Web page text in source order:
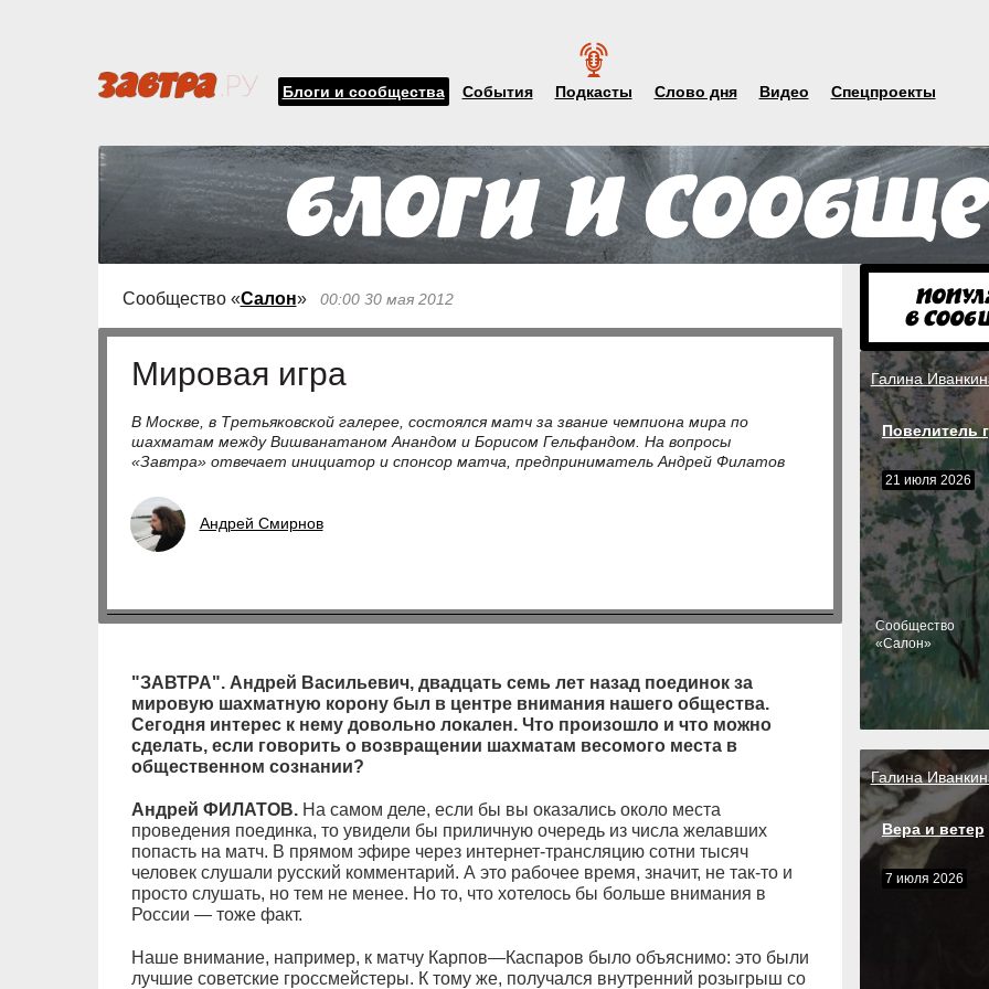
Блоги и сообщества События Подкасты Слово дня Видео Спецпроекты
Сообщество «Салон» 00:00 30 мая 2012
Мировая игра
В Москве, в Третьяковской галерее, состоялся матч за звание чемпиона мира по
шахматам между Вишванатаном Анандом и Борисом Гельфандом. На вопросы
«Завтра» отвечает инициатор и спонсор матча, предприниматель Андрей Филатов
Андрей Смирнов
"ЗАВТРА". Андрей Васильевич, двадцать семь лет назад поединок за
мировую шахматную корону был в центре внимания нашего общества.
Сегодня интерес к нему довольно локален. Что произошло и что можно
сделать, если говорить о возвращении шахматам весомого места в
общественном сознании?
Андрей ФИЛАТОВ.На самом деле, если бы вы оказались около места
проведения поединка, то увидели бы приличную очередь из числа желавших
попасть на матч. В прямом эфире через интернет-трансляцию сотни тысяч
человек слушали русский комментарий. А это рабочее время, значит, не так-то и
просто слушать, но тем не менее. Но то, что хотелось бы больше внимания в
России — тоже факт.
Наше внимание, например, к матчу Карпов—Каспаров было объяснимо: это были
лучшие советские гроссмейстеры. К тому же, получался внутренний розыгрыш со
Галина
Повелитель
21 июля 2026
Cообщество
«Салон»
Галина
Вера и ветер
7 июля 2026